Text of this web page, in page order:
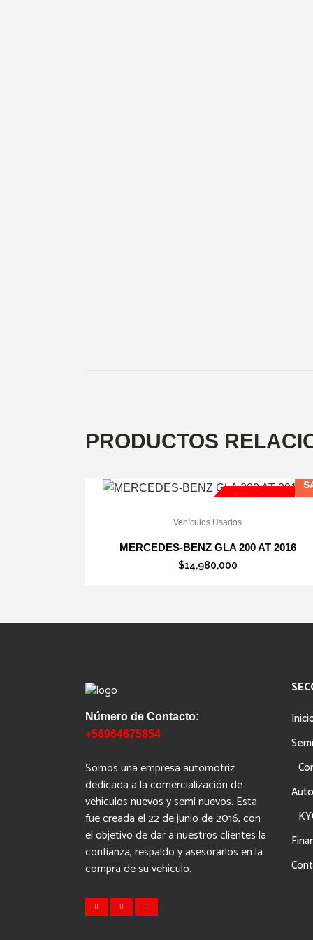
PRODUCTOS
SEMINUEVO
Vehículos Usados
MERCEDES-BENZ GLA 200 AT 2016
$14,980,000
Número de Contacto:
+56964675854
Somos una empresa automotriz
dedicada a la comercialización de
vehículos nuevos y semi nuevos. Esta
fue creada el 22 de junio de 2016, con
el objetivo de dar a nuestros clientes la
confianza, respaldo y asesorarlos en la
compra de su vehículo.